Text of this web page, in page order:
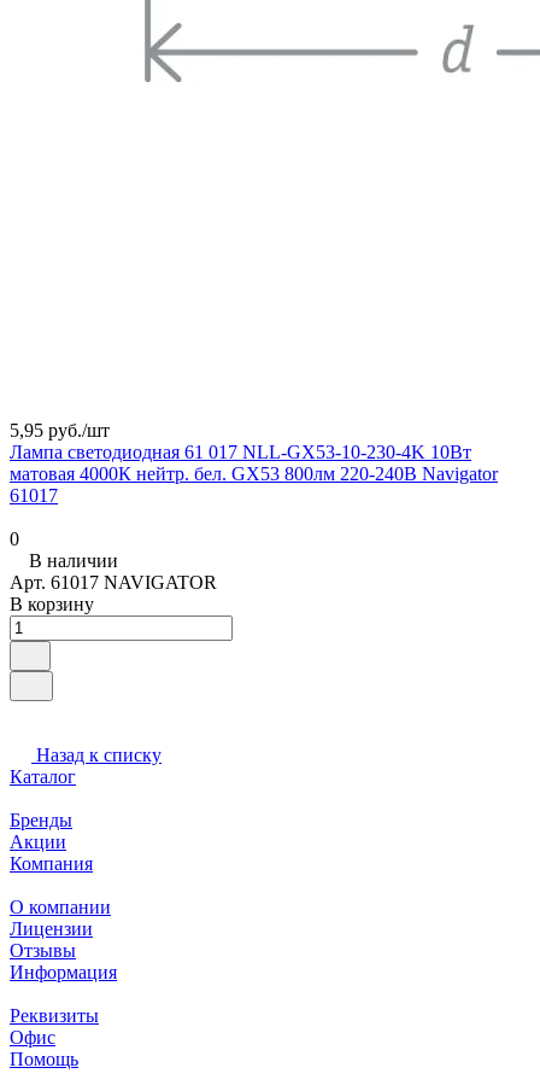
5,95 руб./шт
Лампа светодиодная 61 017 NLL-GX53-10-230-4K 10Вт
матовая 4000К нейтр. бел. GX53 800лм 220-240В Navigator
61017
0
В наличии
Арт. 61017 NAVIGATOR
В корзину
Назад к списку
Каталог
Бренды
Акции
Компания
О компании
Лицензии
Отзывы
Информация
Реквизиты
Офис
Помощь